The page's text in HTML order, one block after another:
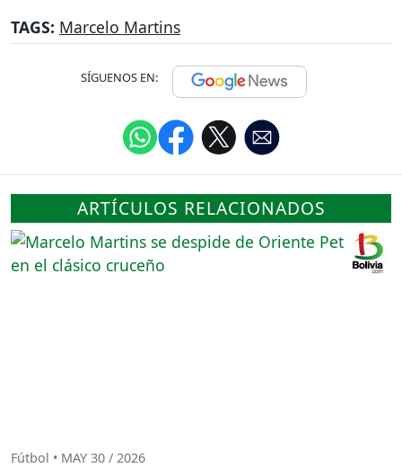
TAGS: Marcelo Martins
SÍGUENOS EN:
ARTÍCULOS RELACIONADOS
Fútbol • MAY 30 / 2026